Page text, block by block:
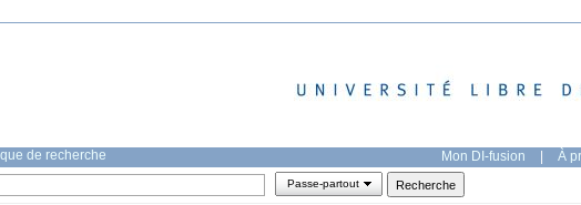
de recherche Mon DI-fusion | À
Passe-partout